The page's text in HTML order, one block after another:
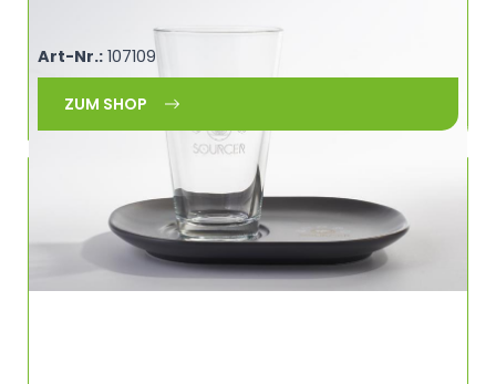
Art-Nr.:107109
ZUM SHOP